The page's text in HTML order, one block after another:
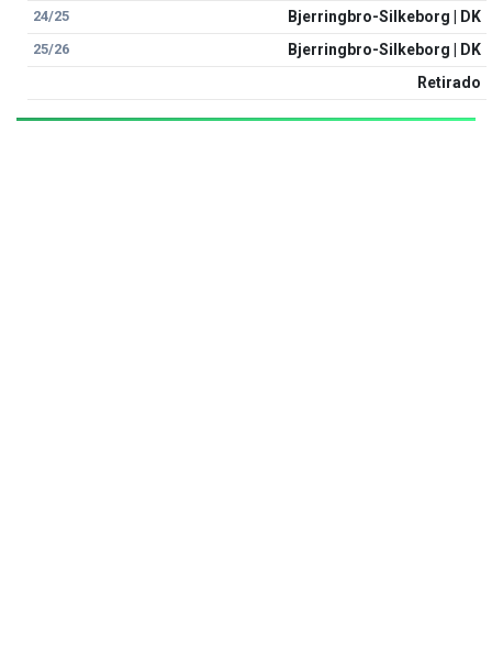
24/25 Bjerringbro-Silkeborg | DK
25/26
Bjerringbro-Silkeborg | DK
Retirado